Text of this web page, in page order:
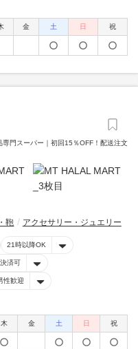
金 土 日 祝
専門スーパー｜初回15％OFF！配送注文
鞄 アクセサリー・ジュエリー
21時以降OK
済可
性歓迎
木 金 土 日 祝